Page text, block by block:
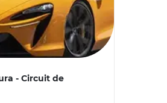
- Circuit de